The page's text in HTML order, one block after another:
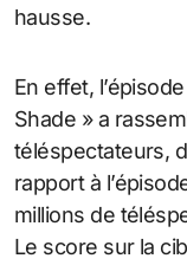
hausse.
En effet,
Shade » a
téléspectateurs,
rapport à
millions de
Le score sur la